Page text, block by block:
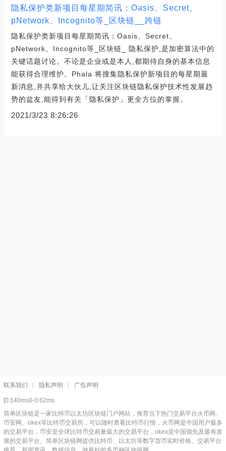
隐私保护类新项目每星期简讯：Oasis、Secret、
pNetwork、Incognito等_区块链__跨链
隐私保护类新项目每星期简讯：Oasis、Secret、
pNetwork、Incognito等_区块链_ 隐私保护,是加密算法中的
关键话题讨论。不论是企业或是本人,都期待自身的基本信息
能获得合理维护。Phala 将搜集隐私保护新项目的每星期最
新消息,并共享给大伙儿,让关注区块链隐私保护技术性发展趋
势的盆友,能得到有关「隐私保护」更全方位的掌握。
2021/3/23 8:26:26
联系我们 隐私声明 广告声明
[0:140ms0-0:62ms
简单区块链是一家比特币以太坊区块链门户网站，推荐当下热门交易平台火币网、
币安网、okex等比特币交易所，可以随时查看比特币行情，火币网是中国用户最多
的交易平台，币安是全球比特币交易量最大的交易平台，okex是中国领先及最有发
展的交易平台。简单区块链网提供比特币、以太坊等数字货币实时价格、交易平台